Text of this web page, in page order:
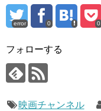
error 0 0
フォローする
映画チャンネル